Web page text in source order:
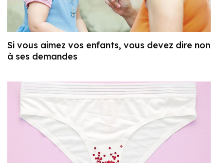
Si vous aimez vos enfants, vous devez dire non
à ses demandes